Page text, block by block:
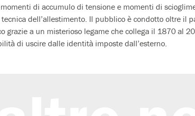
di accumulo di tensione e momenti di
dell’allestimento. Il pubblico è condotto oltre il
grazie a un misterioso legame che collega il 1870 al
di uscire dalle identità imposte dall’esterno.